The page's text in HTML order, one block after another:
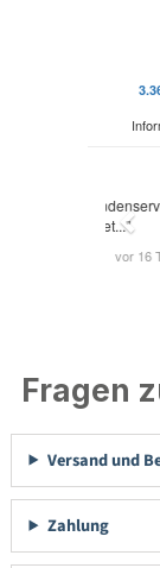
Fragen
Versand und
Zahlung